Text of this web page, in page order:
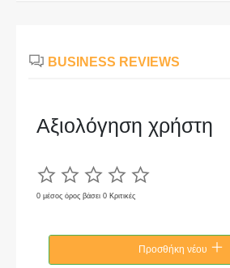
BUSINESS REVIEWS
Αξιολόγηση χρήστη
0 μέσος όρος βάσει 0 Κριτικές
Προσθήκη νέου